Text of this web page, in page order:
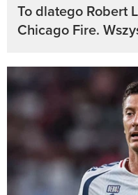
To dlatego Robert
Chicago Fire.